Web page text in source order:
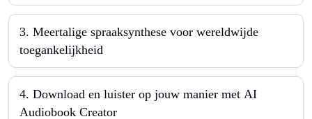
3. Meertalige spraaksynthese voor wereldwijde
toegankelijkheid
4. Download en luister op jouw manier met AI
Audiobook Creator